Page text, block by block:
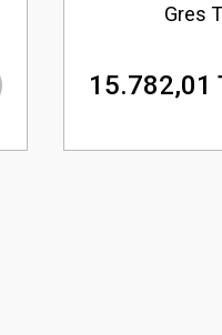
Gres
15.782,01